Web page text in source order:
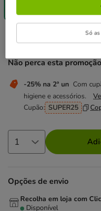
(22.98€ / kg)
Não perca esta promoção
-25% na 2ª un Com
higiene e acessórios.
Cupão: SUPER25
Preço 11.49€, 22.98
11.49€
Opções de envio
Recolha em loja com
Disponível
Só